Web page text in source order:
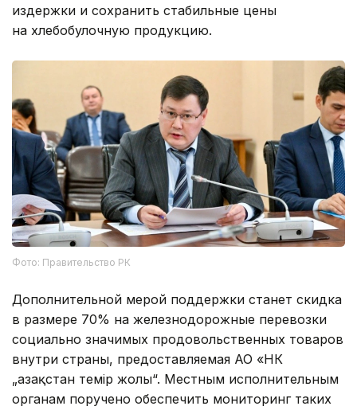
издержки и сохранить стабильные цены
на хлебобулочную продукцию.
Фото: Правительство РК
Дополнительной мерой поддержки станет скидка
в размере 70% на железнодорожные перевозки
социально значимых продовольственных товаров
внутри страны, предоставляемая АО «НК
„Қазақстан темір жолы“. Местным исполнительным
органам поручено обеспечить мониторинг таких